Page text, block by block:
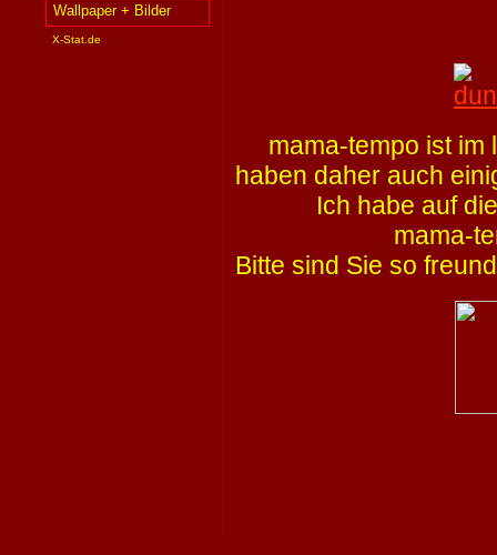
Wallpaper + Bilder
X-Stat.de
mama-tempo ist im
haben daher auch
Ich habe auf
mama-
Bitte sind Sie so